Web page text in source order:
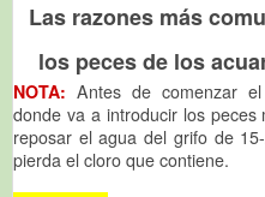
Las razones más
los peces de los
NOTA: Antes de comenzar
donde va a introducir los
reposar el agua del grifo de
pierda el cloro que contiene.